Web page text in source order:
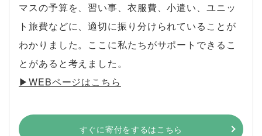
マスの予算を、習い事、衣服費、小遣い、ユニッ
ト旅費などに、適切に振り分けられていることが
わかりました。ここに私たちがサポートできるこ
とがあると考えました。
▶︎WEBページはこちら
すぐに寄付をするはこちら